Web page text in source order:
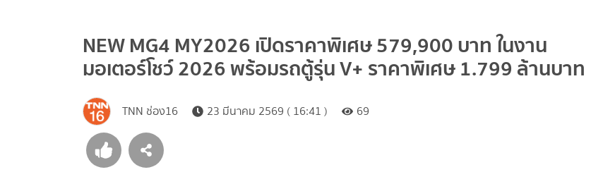
NEW MG4 MY2026 เปิดราคาพิเศษ 579,900 บาท ในงาน
มอเตอร์โชว์ 2026 พร้อมรถตู้รุ่น V+ ราคาพิเศษ 1.799 ล้านบาท
TNN ช่อง16 23 มีนาคม 2569 ( 16:41 ) 69